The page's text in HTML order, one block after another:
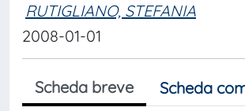
RUTIGLIANO, STEFANIA
2008-01-01
Scheda breve Scheda